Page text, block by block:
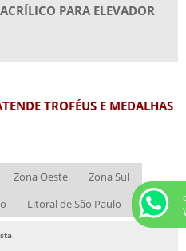
SP
PARA ELEVADOR
TROFÉUS E MEDALHAS
Zona Oeste
Zona Sul
Litoral de São Paulo